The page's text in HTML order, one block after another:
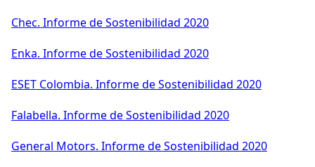
Chec. Informe de Sostenibilidad 2020
Enka. Informe de Sostenibilidad 2020
ESET Colombia. Informe de Sostenibilidad 2020
Falabella. Informe de Sostenibilidad 2020
General Motors. Informe de Sostenibilidad 2020